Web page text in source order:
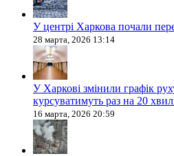
У центрі Харкова почали
28 марта, 2026 13:14
У Харкові змінили графік
курсуватимуть раз на 20
16 марта, 2026 20:59